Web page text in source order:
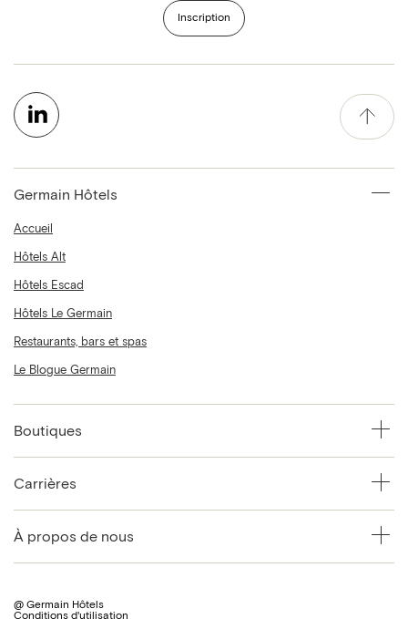
Inscription
Germain Hôtels
Accueil
Hôtels Alt
Hôtels Escad
Hôtels Le Germain
Restaurants, bars et spas
Le Blogue Germain
Boutiques
Carrières
À propos de nous
@ Germain Hôtels
Conditions d'utilisation